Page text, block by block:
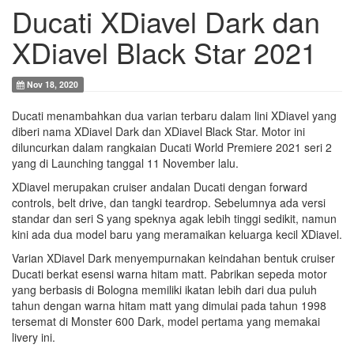
Ducati XDiavel Dark dan
XDiavel Black Star 2021
Nov 18, 2020
Ducati menambahkan dua varian terbaru dalam lini XDiavel yang
diberi nama XDiavel Dark dan XDiavel Black Star. Motor ini
diluncurkan dalam rangkaian Ducati World Premiere 2021 seri 2
yang di Launching tanggal 11 November lalu.
XDiavel merupakan cruiser andalan Ducati dengan forward
controls, belt drive, dan tangki teardrop. Sebelumnya ada versi
standar dan seri S yang speknya agak lebih tinggi sedikit, namun
kini ada dua model baru yang meramaikan keluarga kecil XDiavel.
Varian XDiavel Dark menyempurnakan keindahan bentuk cruiser
Ducati berkat esensi warna hitam matt. Pabrikan sepeda motor
yang berbasis di Bologna memiliki ikatan lebih dari dua puluh
tahun dengan warna hitam matt yang dimulai pada tahun 1998
tersemat di Monster 600 Dark, model pertama yang memakai
livery ini.